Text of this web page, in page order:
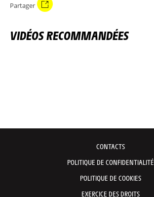
Partager
VIDÉOS RECOMMANDÉES
CONTACTS
POLITIQUE DE CONFIDENTIALITÉ
POLITIQUE DE COOKIES
EXERCICE DES DROITS